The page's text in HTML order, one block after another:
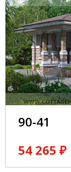
90-41
54 265 ₽